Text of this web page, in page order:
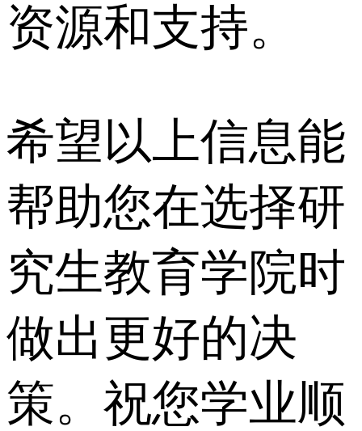
资源和支持。
希望以上信息能
帮助您在选择研
究生教育学院时
做出更好的决
策。祝您学业顺